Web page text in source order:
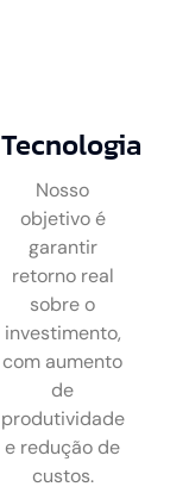
Tecnologia
Nosso
objetivo é
garantir
retorno real
sobre o
investimento,
com aumento
de
produtividade
e redução de
custos.